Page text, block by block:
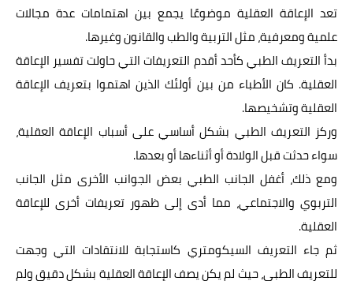
تعد الإعاقة العقلية موضوعًا يجمع بين اهتمامات عدة مجالات
علمية ومعرفية، مثل التربية والطب والقانون وغيرها.
بدأ التعريف الطبي كأحد أقدم التعريفات التي حاولت تفسير الإعاقة
العقلية. كان الأطباء من بين أولئك الذين اهتموا بتعريف الإعاقة
العقلية وتشخيصها.
وركز التعريف الطبي بشكل أساسي على أسباب الإعاقة العقلية،
سواء حدثت قبل الولادة أو أثناءها أو بعدها.
ومع ذلك، أغفل الجانب الطبي بعض الجوانب الأخرى مثل الجانب
التربوي والاجتماعي، مما أدى إلى ظهور تعريفات أخرى للإعاقة
العقلية.
ثم جاء التعريف السيكومتري كاستجابة للانتقادات التي وجهت
للتعريف الطبي، حيث لم يكن يصف الإعاقة العقلية بشكل دقيق ولم